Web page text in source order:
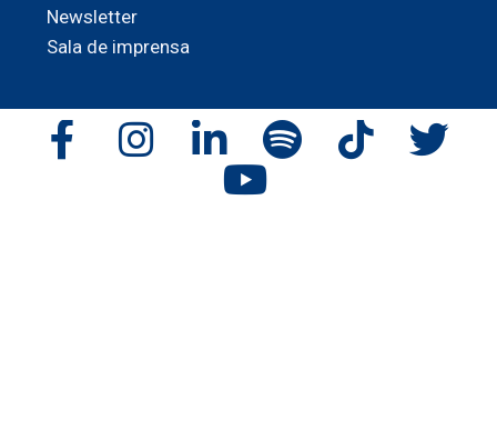
Newsletter
Sala de imprensa